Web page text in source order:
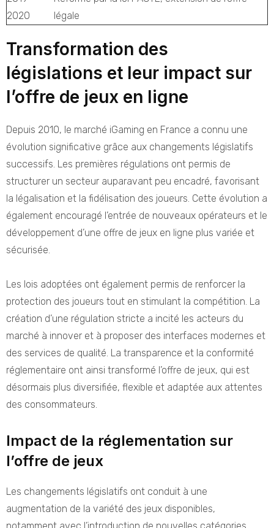
2020
légale
Transformation des
législations et leur impact sur
l’offre de jeux en ligne
Depuis 2010, le marché iGaming en France a connu une
évolution significative grâce aux changements législatifs
successifs. Les premières régulations ont permis de
structurer un secteur auparavant peu encadré, favorisant
la légalisation et la fidélisation des joueurs. Cette évolution a
également encouragé l’entrée de nouveaux opérateurs et le
développement d’une offre de jeux en ligne plus variée et
sécurisée.
Les lois adoptées ont également permis de renforcer la
protection des joueurs tout en stimulant la compétition. La
création d’une régulation stricte a incité les acteurs du
marché à innover et à proposer des interfaces modernes et
des services de qualité. La transparence et la conformité
réglementaire ont ainsi transformé l’offre de jeux, qui est
désormais plus diversifiée, flexible et adaptée aux attentes
des consommateurs.
Impact de la réglementation sur
l’offre de jeux
Les changements législatifs ont conduit à une
augmentation de la variété des jeux disponibles,